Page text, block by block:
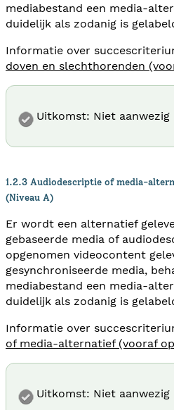
mediabestand een media-
duidelijk als zodanig is
Informatie over
doven en slechthorenden
Uitkomst: Niet aanwezig
1.2.3 Audiodescriptie of media-
(Niveau A)
Er wordt een alternatief
gebaseerde media of
opgenomen videocontent
gesynchroniseerde media,
mediabestand een media-
duidelijk als zodanig is
Informatie over
of media-alternatief (vooraf
Uitkomst: Niet aanwezig